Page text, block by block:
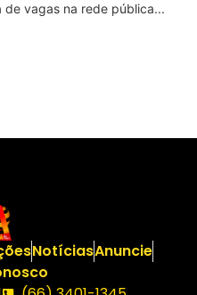
de vagas na rede pública...
NotíciasAnuncie